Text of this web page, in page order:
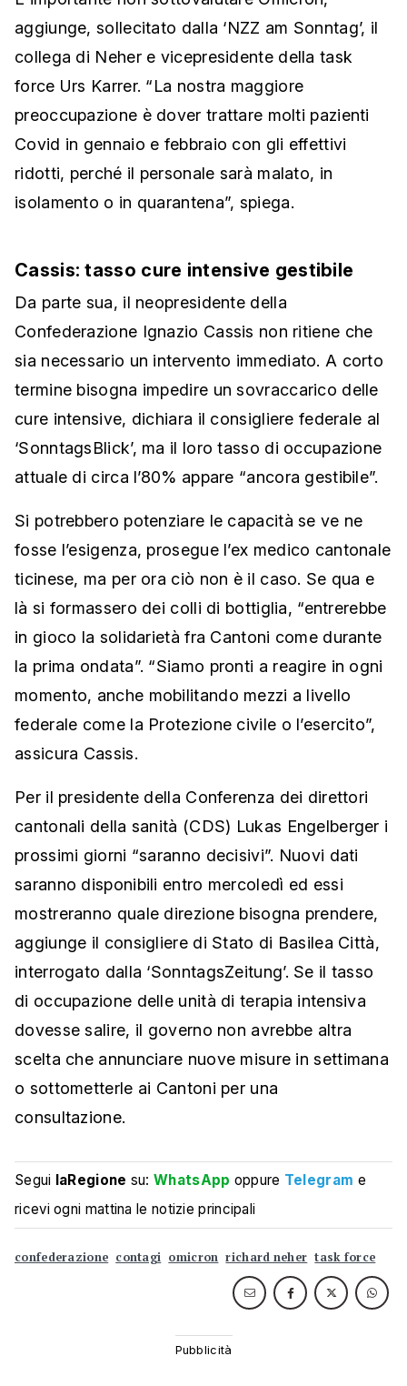
aggiunge, sollecitato dalla ‘NZZ am Sonntag’, il
collega di Neher e vicepresidente della task
force Urs Karrer. “La nostra maggiore
preoccupazione è dover trattare molti pazienti
Covid in gennaio e febbraio con gli effettivi
ridotti, perché il personale sarà malato, in
isolamento o in quarantena”, spiega.
Cassis: tasso cure intensive gestibile
Da parte sua, il neopresidente della
Confederazione Ignazio Cassis non ritiene che
sia necessario un intervento immediato. A corto
termine bisogna impedire un sovraccarico delle
cure intensive, dichiara il consigliere federale al
‘SonntagsBlick’, ma il loro tasso di occupazione
attuale di circa l’80% appare “ancora gestibile”.
Si potrebbero potenziare le capacità se ve ne
fosse l’esigenza, prosegue l’ex medico cantonale
ticinese, ma per ora ciò non è il caso. Se qua e
là si formassero dei colli di bottiglia, “entrerebbe
in gioco la solidarietà fra Cantoni come durante
la prima ondata”. “Siamo pronti a reagire in ogni
momento, anche mobilitando mezzi a livello
federale come la Protezione civile o l’esercito”,
assicura Cassis.
Per il presidente della Conferenza dei direttori
cantonali della sanità (CDS) Lukas Engelberger i
prossimi giorni “saranno decisivi”. Nuovi dati
saranno disponibili entro mercoledì ed essi
mostreranno quale direzione bisogna prendere,
aggiunge il consigliere di Stato di Basilea Città,
interrogato dalla ‘SonntagsZeitung’. Se il tasso
di occupazione delle unità di terapia intensiva
dovesse salire, il governo non avrebbe altra
scelta che annunciare nuove misure in settimana
o sottometterle ai Cantoni per una
consultazione.
Segui laRegione su:WhatsApp oppure Telegram e
ricevi ogni mattina le notizie principali
confederazione contagi omicron richard neher task force